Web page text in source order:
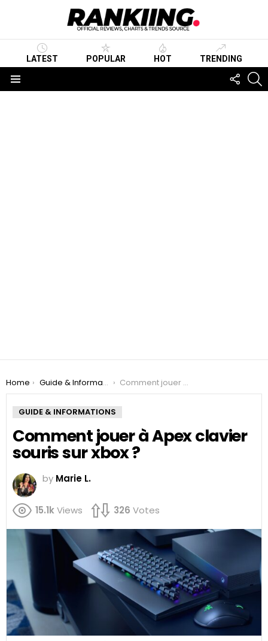
LATEST POPULAR HOT TRENDING
US
You are here:
Home Guide & Informations Comment jouer à Apex clavier souris sur xbox ?
GUIDE & INFORMATIONS
Comment jouer à Apex clavier
souris sur xbox ?
by Marie L.
15.1kViews 326 Votes